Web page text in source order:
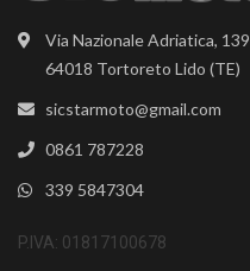
Via Nazionale Adriatica, 139
64018 Tortoreto Lido (TE)
sicstarmoto@gmail.com
0861 787228
339 5847304
P.IVA: 01817100678